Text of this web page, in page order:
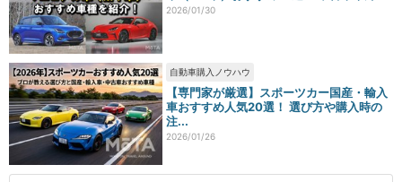
2026/01/30
自動車購入ノウハウ
【専門家が厳選】スポーツカー国産・輸入
車おすすめ人気20選！ 選び方や購入時の
注...
2026/01/26